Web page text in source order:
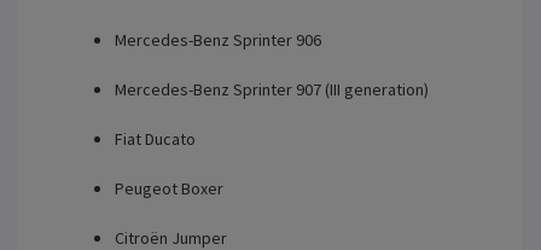
Mercedes-Benz Sprinter 906
Mercedes-Benz Sprinter 907 (III generation)
Fiat Ducato
Peugeot Boxer
Citroën Jumper